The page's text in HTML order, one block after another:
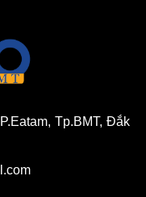
Tp.BMT, Đắk